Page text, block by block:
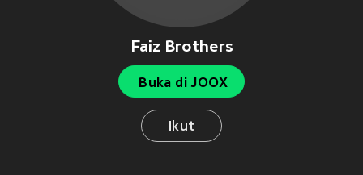
Faiz Brothers
Buka di JOOX
Ikut